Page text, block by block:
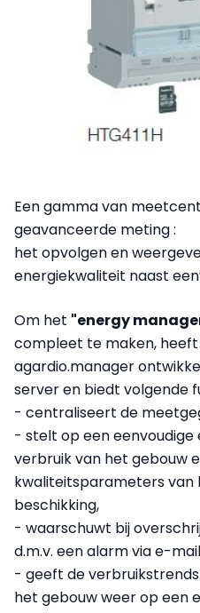
Een gamma van
geavanceerde meting :
het opvolgen en
energiekwaliteit naast
Om het "energy
compleet te maken, heeft
agardio.manager
server en biedt volgende
- centraliseert de
- stelt op een
verbruik van het gebouw
kwaliteitsparameters
beschikking,
- waarschuwt bij
d.m.v. een alarm via e-
- geeft de
het gebouw weer op een